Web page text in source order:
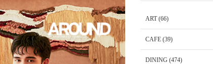
ART(66)
CAFE(39)
DINING (474)